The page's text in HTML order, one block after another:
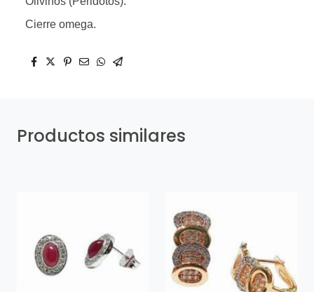
Cierre omega.
Productos similares